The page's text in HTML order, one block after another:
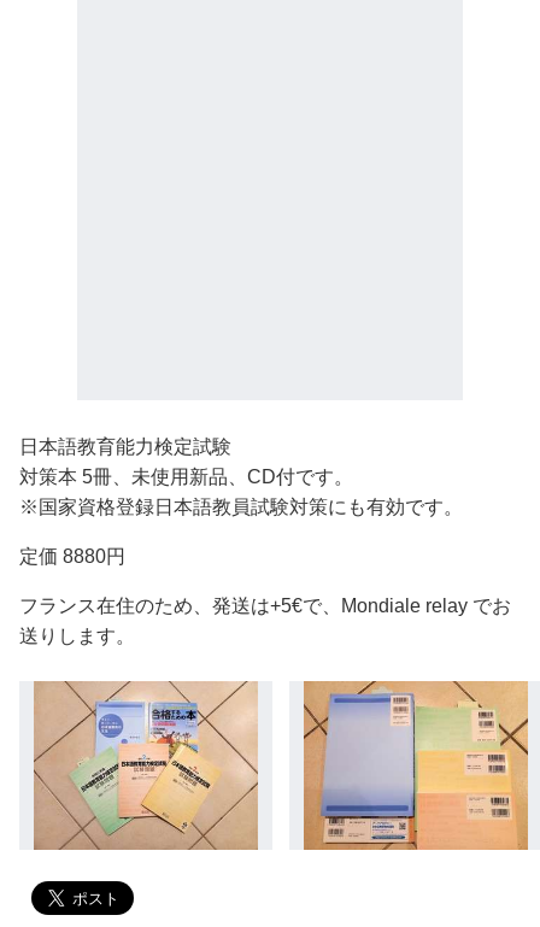
日本語教育能力検定試験
対策本 5冊、未使用新品、CD付です。
※国家資格登録日本語教員試験対策にも有効です。
定価 8880円
フランス在住のため、発送は+5€で、Mondiale relay でお
送りします。